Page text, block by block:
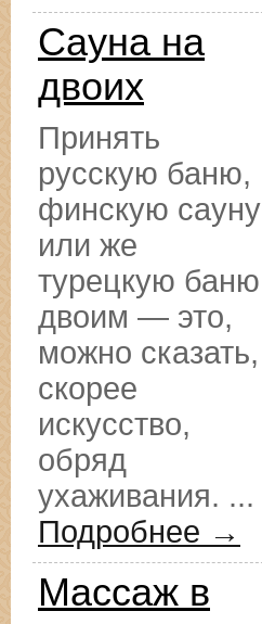
Сауна на
двоих
Принять
русскую баню,
финскую сауну
или же
турецкую баню
двоим — это,
можно сказать,
скорее
искусство,
обряд
ухаживания. ...
Подробнее →
Массаж в